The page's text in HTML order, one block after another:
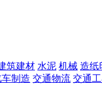
筑建材 水泥 机械 造纸
制造 交通物流 交通